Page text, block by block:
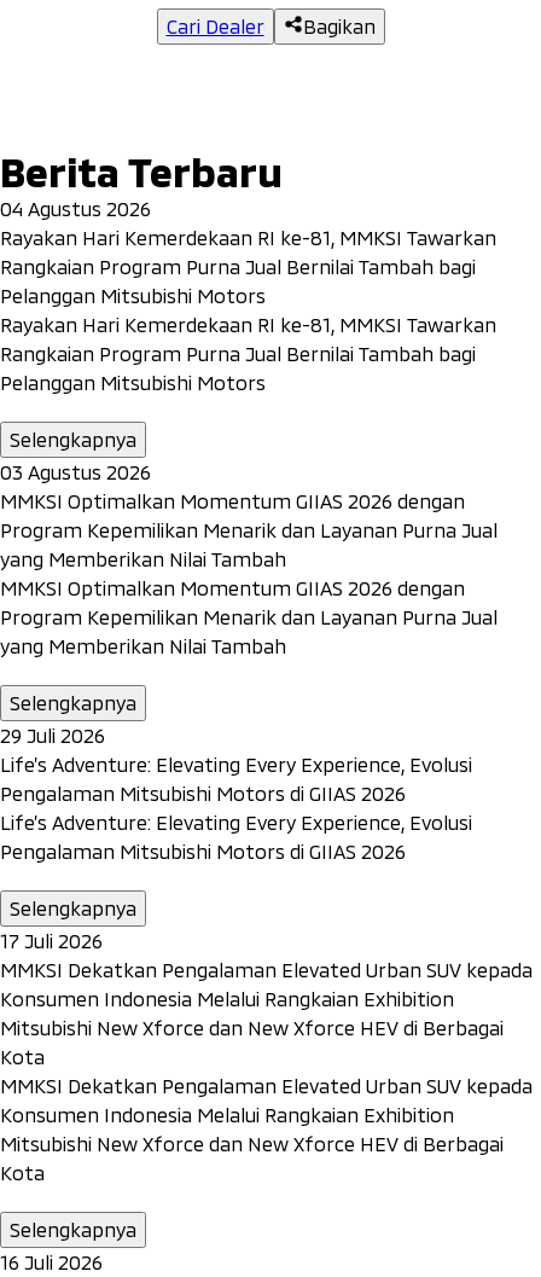
Cari Dealer Bagikan
Berita Terbaru
04 Agustus 2026
Rayakan Hari Kemerdekaan RI ke-81, MMKSI Tawarkan
Rangkaian Program Purna Jual Bernilai Tambah bagi
Pelanggan Mitsubishi Motors
Rayakan Hari Kemerdekaan RI ke-81, MMKSI Tawarkan
Rangkaian Program Purna Jual Bernilai Tambah bagi
Pelanggan Mitsubishi Motors
Selengkapnya
03 Agustus 2026
MMKSI Optimalkan Momentum GIIAS 2026 dengan
Program Kepemilikan Menarik dan Layanan Purna Jual
yang Memberikan Nilai Tambah
MMKSI Optimalkan Momentum GIIAS 2026 dengan
Program Kepemilikan Menarik dan Layanan Purna Jual
yang Memberikan Nilai Tambah
Selengkapnya
29 Juli 2026
Life’s Adventure: Elevating Every Experience, Evolusi
Pengalaman Mitsubishi Motors di GIIAS 2026
Life’s Adventure: Elevating Every Experience, Evolusi
Pengalaman Mitsubishi Motors di GIIAS 2026
Selengkapnya
17 Juli 2026
MMKSI Dekatkan Pengalaman Elevated Urban SUV kepada
Konsumen Indonesia Melalui Rangkaian Exhibition
Mitsubishi New Xforce dan New Xforce HEV di Berbagai
Kota
MMKSI Dekatkan Pengalaman Elevated Urban SUV kepada
Konsumen Indonesia Melalui Rangkaian Exhibition
Mitsubishi New Xforce dan New Xforce HEV di Berbagai
Kota
Selengkapnya
16 Juli 2026